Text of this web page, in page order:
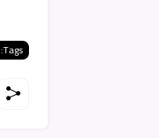
Tags: